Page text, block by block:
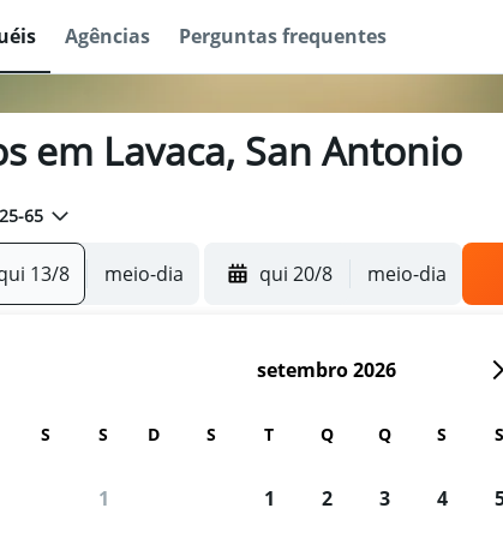
Agências Perguntas frequentes
em Lavaca, San Antonio
25-65
13/8 meio-dia qui 20/8 meio-dia
S S
1
setembro 2026
D S T Q Q S S
1 2 3 4